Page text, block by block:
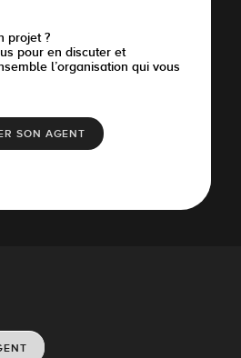
projet ?
pour en discuter et
l’organisation qui vous
SON AGENT